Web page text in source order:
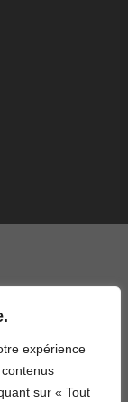
expérience
sur « Tout